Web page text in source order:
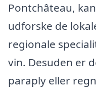
Pontchâteau,
udforske de
regionale
vin. Desuden er
paraply eller